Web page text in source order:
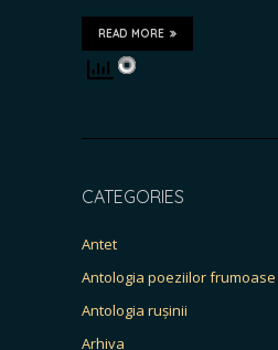
READ MORE
CATEGORIES
Antet
Antologia poeziilor frumoase
Antologia rușinii
Arhiva